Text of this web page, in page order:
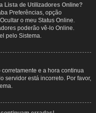
Lista de Utilizadores Online?
Preferências, opção
o meu Status Online.
poderão vê-lo Online.
pelo Sistema.
e a hora continua
servidor está incorreto. Por favor,